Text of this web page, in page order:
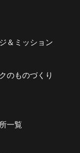
＆ミッション
のものづくり
一覧